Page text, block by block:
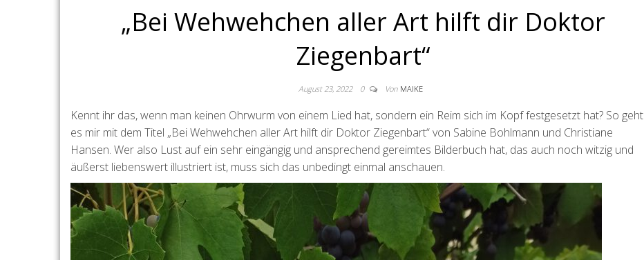
„Bei Wehwehchen aller Art hilft dir Doktor
Ziegenbart“
August 23, 2022 0 Von MAIKE
Kennt ihr das, wenn man keinen Ohrwurm von einem Lied hat, sondern ein Reim sich im Kopf festgesetzt hat? So geht
es mir mit dem Titel „Bei Wehwehchen aller Art hilft dir Doktor Ziegenbart“ von Sabine Bohlmann und Christiane
Hansen. Wer also Lust auf ein sehr eingängig und ansprechend gereimtes Bilderbuch hat, das auch noch witzig und
äußerst liebenswert illustriert ist, muss sich das unbedingt einmal anschauen.